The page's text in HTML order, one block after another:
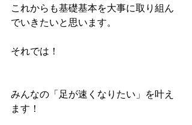
これからも基礎基本を大事に取り組ん
でいきたいと思います。
それでは！
みんなの「足が速くなりたい」を叶え
ます！